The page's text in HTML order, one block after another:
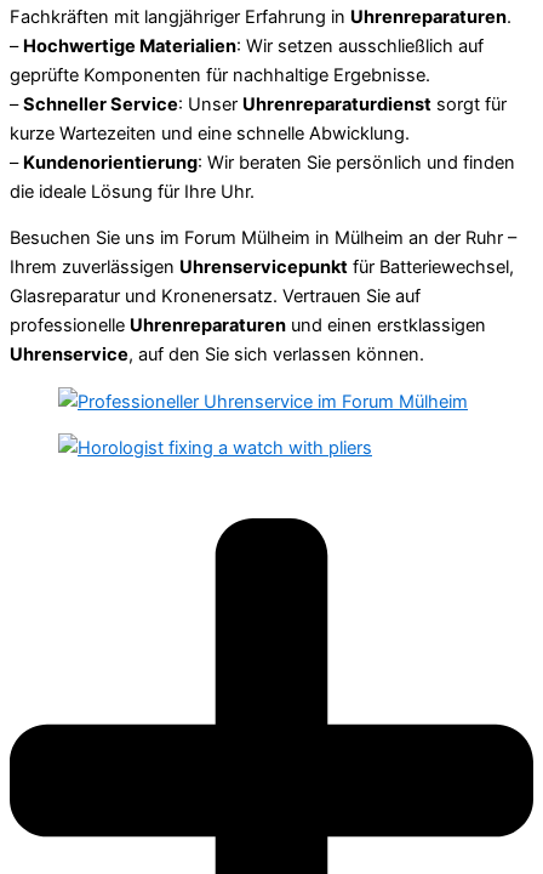
Fachkräften mit langjähriger Erfahrung in Uhrenreparaturen.
– Hochwertige Materialien: Wir setzen ausschließlich auf
geprüfte Komponenten für nachhaltige Ergebnisse.
–Schneller Service: Unser Uhrenreparaturdienst sorgt für
kurze Wartezeiten und eine schnelle Abwicklung.
– Kundenorientierung: Wir beraten Sie persönlich und finden
die ideale Lösung für Ihre Uhr.
Besuchen Sie uns im Forum Mülheim in Mülheim an der Ruhr –
Ihrem zuverlässigen Uhrenservicepunkt für Batteriewechsel,
Glasreparatur und Kronenersatz. Vertrauen Sie auf
professionelle Uhrenreparaturen und einen erstklassigen
Uhrenservice, auf den Sie sich verlassen können.